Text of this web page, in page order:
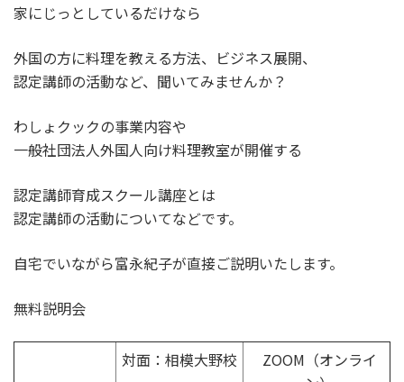
家にじっとしているだけなら
外国の方に料理を教える方法、ビジネス展開、
認定講師の活動など、聞いてみませんか？
わしょクックの事業内容や
一般社団法人外国人向け料理教室が開催する
認定講師育成スクール講座とは
認定講師の活動についてなどです。
自宅でいながら富永紀子が直接ご説明いたします。
無料説明会
対面：相模大野校
ZOOM（オンライ